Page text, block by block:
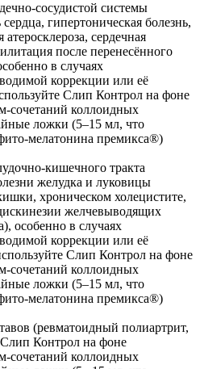
сосудистой системы
гипер­тоническая болезнь,
сердечная
после перенесённого
в случаях
коррекции или её
Слип Контрол на фоне
сочетаний коллоидных
ложки (5–15 мл, что
мелатонина премикса®)
кишечного тракта
желудка и луковицы
хрони­ческом холецистите,
желчевыводящих
особенно в случаях
коррекции или её
Слип Контрол на фоне
сочетаний коллоидных
ложки (5–15 мл, что
мелатонина премикса®)
(ревматоидный полиартрит,
Слип Контрол на фоне
сочетаний кол­лоидных